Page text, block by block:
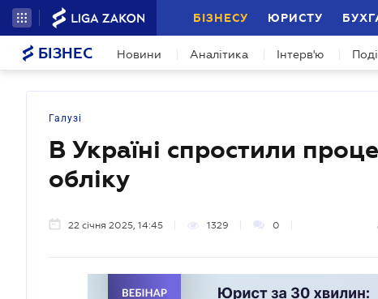
БІЗНЕСУ ЮРИСТУ
БІЗНЕС Новини Аналітика Інтерв'ю
Галузі
В Україні спростили
обліку
22 січня 2025, 14:45 1329 0